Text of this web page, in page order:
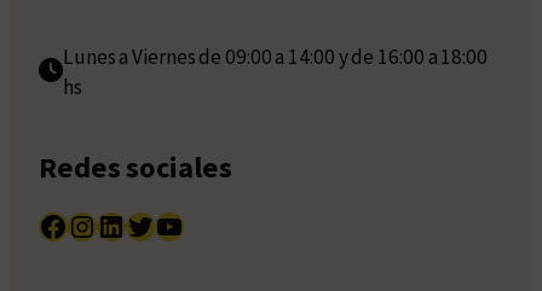
Lunes a Viernes de 09:00 a 14:00 y de 16:00 a 18:00
hs
Redes sociales
Facebook InstagramLinkedIn Twitter YouTube